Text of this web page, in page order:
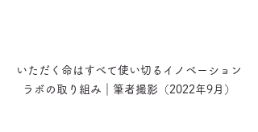
いただく命はすべて使い切るイノベーション
ラボの取り組み｜筆者撮影（2022年9月）